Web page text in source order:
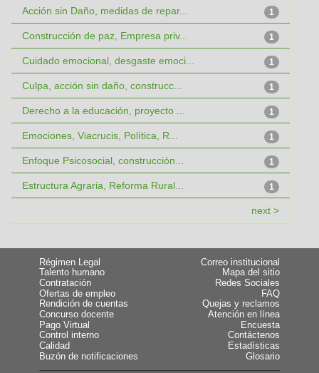
1
Acción sin Daño, medidas de repar...
1
Construcción de paz, Empresa priv...
1
Cuidado emocional, desgaste emoci...
1
Culpa, acción sin daño, construcc...
1
Derecho a la educación, proyecto ...
1
Emociones, Viacrucis, Política, R...
1
Enfoque Psicosocial, construcción...
1
Estructura Agraria, Reforma Rural...
next >
Régimen Legal
Talento humano
Contratación
Ofertas de empleo
Rendición de cuentas
Concurso docente
Pago Virtual
Control interno
Calidad
Buzón de notificaciones
Correo institucional
Mapa del sitio
Redes Sociales
FAQ
Quejas y reclamos
Atención en línea
Encuesta
Contáctenos
Estadísticas
Glosario